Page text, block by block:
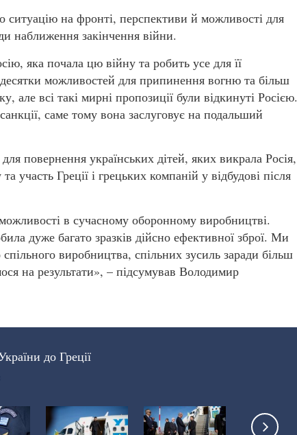
на фронті, перспективи й можливості для
наближення закінчення війни.
яка почала цю війну та робить усе для її
можливостей для припинення вогню та більш
але всі такі мирні пропозиції були відкинуті Росією.
саме тому вона заслуговує на подальший
повернення українських дітей, яких викрала Росія,
участь Греції і грецьких компаній у відбудові після
в сучасному оборонному виробництві.
дуже багато зразків дійсно ефективної зброї. Ми
виробництва, спільних зусиль заради більш
на результати», – підсумував Володимир
до Греції